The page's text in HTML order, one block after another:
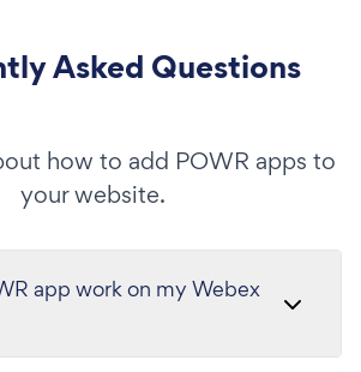
Asked Questions
how to add POWR apps to
your website.
app work on my Webex